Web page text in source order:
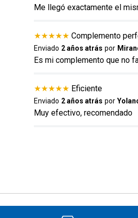
ENVIAR COMENTARIO
Me llegó exactamente el
★★★★★ Complemento
Enviado 2 años atrás por
Es mi complemento que no
★★★★★ Eficiente
Enviado 2 años atrás por
Muy efectivo, recomendado